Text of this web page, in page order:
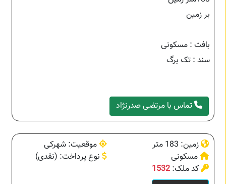
بر زمین
بافت : مسکونی
سند : تک برگ‌
تماس با مرتضی صدرنژاد
زمین: 183 متر
موقعیت: شهرکی
مسکونی
نوع پرداخت: (نقدی)
کد ملک: 1532